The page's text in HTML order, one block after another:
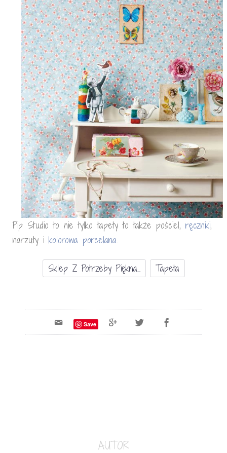
Pip Studio to nie tylko tapety to także pościel, ręczniki,
narzuty i kolorowa porcelana.
Sklep Z Potrzeby Piękna... Tapeta
Save
AUTOR